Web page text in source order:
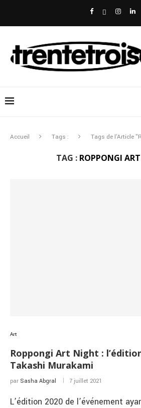
Accueil Tags : Tags de l'Article
TAG : ROPPONGI
Art
Roppongi Art Night :
Takashi Murakami
par Sasha Abgral 7 juillet 2021
L’édition 2020 de l’événement